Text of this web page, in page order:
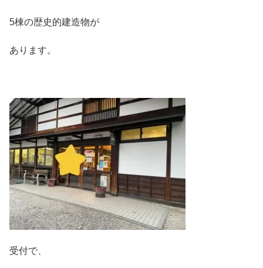
5棟の歴史的建造物が
あります。
受付で、